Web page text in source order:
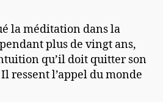
la méditation dans la
plus de vingt ans,
qu’il doit quitter son
ressent l’appel du monde